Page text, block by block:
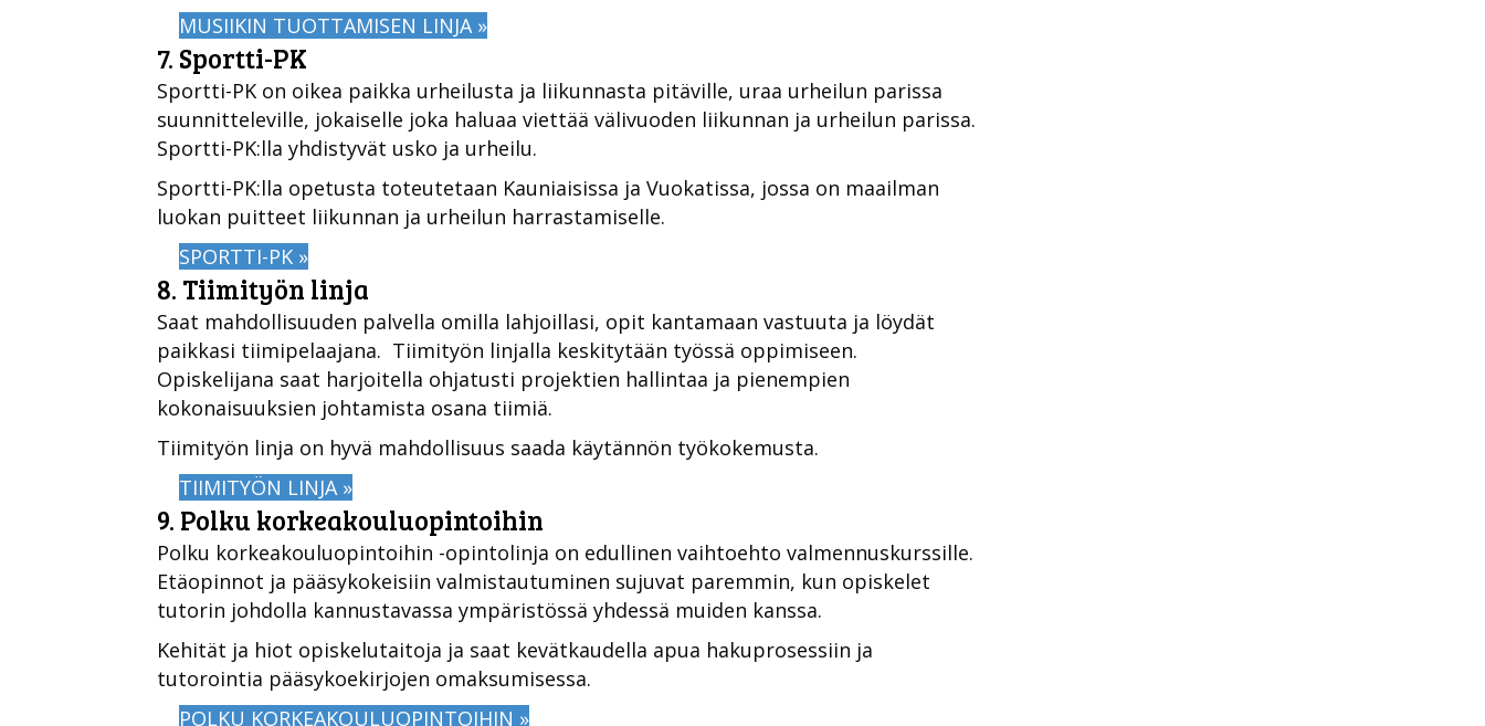
MUSIIKIN TUOTTAMISEN LINJA »
7. Sportti-PK
Sportti-PK on oikea paikka urheilusta ja liikunnasta pitäville, uraa urheilun parissa
suunnitteleville, jokaiselle joka haluaa viettää välivuoden liikunnan ja urheilun parissa.
Sportti-PK:lla yhdistyvät usko ja urheilu.
Sportti-PK:lla opetusta toteutetaan Kauniaisissa ja Vuokatissa, jossa on maailman
luokan puitteet liikunnan ja urheilun harrastamiselle.
SPORTTI-PK »
8. Tiimityön linja
Saat mahdollisuuden palvella omilla lahjoillasi, opit kantamaan vastuuta ja löydät
paikkasi tiimipelaajana. Tiimityön linjalla keskitytään työssä oppimiseen.
Opiskelijana saat harjoitella ohjatusti projektien hallintaa ja pienempien
kokonaisuuksien johtamista osana tiimiä.
Tiimityön linja on hyvä mahdollisuus saada käytännön työkokemusta.
TIIMITYÖN LINJA »
9. Polku korkeakouluopintoihin
Polku korkeakouluopintoihin -opintolinja on edullinen vaihtoehto valmennuskurssille.
Etäopinnot ja pääsykokeisiin valmistautuminen sujuvat paremmin, kun opiskelet
tutorin johdolla kannustavassa ympäristössä yhdessä muiden kanssa.
Kehität ja hiot opiskelutaitoja ja saat kevätkaudella apua hakuprosessiin ja
tutorointia pääsykoekirjojen omaksumisessa.
POLKU KORKEAKOULUOPINTOIHIN »